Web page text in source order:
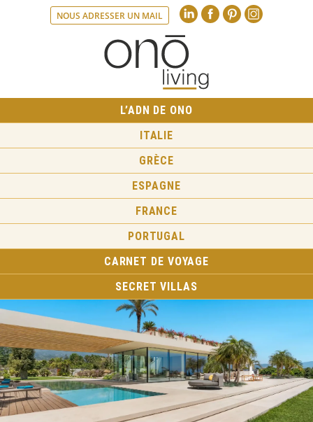
NOUS ADRESSER UN MAIL Linkedin
L’ADN DE ONO
ITALIE
GRÈCE
ESPAGNE
FRANCE
PORTUGAL
CARNET DE VOYAGE
SECRET VILLAS